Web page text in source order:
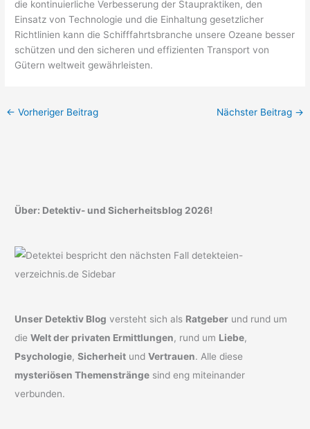
die kontinuierliche Verbesserung der Staupraktiken, den
Einsatz von Technologie und die Einhaltung gesetzlicher
Richtlinien kann die Schifffahrtsbranche unsere Ozeane besser
schützen und den sicheren und effizienten Transport von
Gütern weltweit gewährleisten.
← Vorheriger Beitrag Nächster Beitrag →
Über: Detektiv- und Sicherheitsblog 2026!
Unser Detektiv Blog versteht sich als Ratgeber und rund um
dieWelt der privaten Ermittlungen, rund um Liebe,
Psychologie,Sicherheit undVertrauen. Alle diese
mysteriösen Themenstränge sind eng miteinander
verbunden.